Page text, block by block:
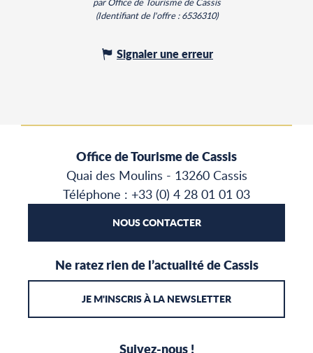
(Identifiant de l'offre :6536310)
Signaler une erreur
Office de Tourisme de Cassis
Quai des Moulins - 13260 Cassis
Téléphone : +33 (0) 4 28 01 01 03
NOUS CONTACTER
Ne ratez rien de l’actualité de Cassis
JE M'INSCRIS À LA NEWSLETTER
Suivez-nous !